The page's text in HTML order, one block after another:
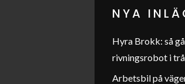
NYA
Hyra Brokk: så
rivningsrobot i
Arbetsbil på